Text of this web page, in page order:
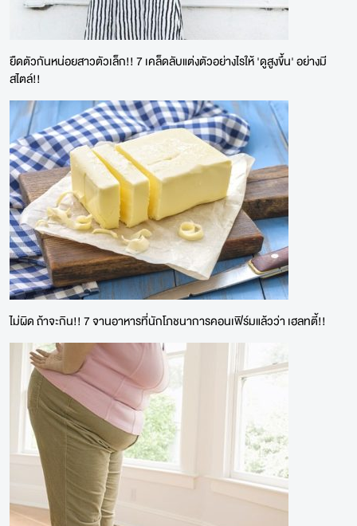
ยืดตัวกันหน่อยสาวตัวเล็ก!! 7 เคล็ดลับแต่งตัวอย่างไรให้ 'ดูสูงขึ้น' อย่างมี
สไตล์!!
ไม่ผิด ถ้าจะกิน!! 7 จานอาหารที่นักโภชนาการคอนเฟิร์มแล้วว่า เฮลทตี้!!